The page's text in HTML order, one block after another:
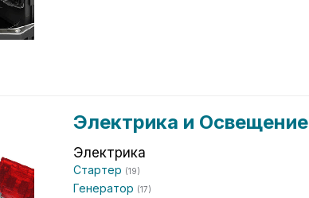
Электрика и Освещение
Электрика
Стартер (19)
Генератор (17)